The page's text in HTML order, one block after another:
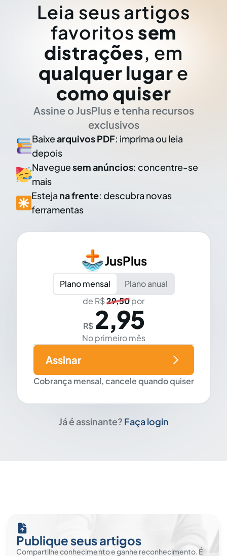
Leia seus artigos
favoritos sem
distrações, em
qualquer lugar e
como quiser
Assine o JusPlus e tenha recursos
exclusivos
Baixearquivos PDF: imprima ou leia
depois
Naveguesem anúncios: concentre-se
mais
Esteja na frente: descubra novas
ferramentas
JusPlus
Plano mensal
Plano anual
de R$29,50por
R$ 2,95
No primeiro mês
Cobrança mensal, cancele quando quiser
Assinar
Já é assinante? Faça login
Publique seus artigos
Compartilhe conhecimento e ganhe reconhecimento. É